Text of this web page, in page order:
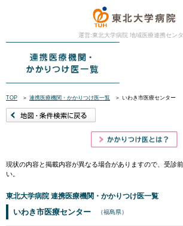
運営:東北大学病院 地域医療連携セン
TOP ＞ 連携医療機関・かかりつけ医一覧 ＞ いわき市医療センター
現状の内容と掲載内容が異なる場合がありますので、受診
い。
東北大学病院 連携医療機関・かかりつけ医一覧
いわき市医療センター （福島県）